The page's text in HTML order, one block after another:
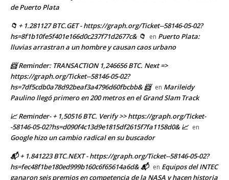
de Puerto Plata
📁 + 1.281127 BTC.GET - https://graph.org/Ticket--58146-05-02?
hs=8f1b10fe5f401e166d0c237f71d2677c& 📁 en Puerto Plata:
lluvias arrastran a un hombre y causan caos urbano
📨 Reminder: TRANSACTION 1,246656 BTC. Next =>
https://graph.org/Ticket--58146-05-02?
hs=7df5cdb0a78d92beaf3a4796d60fbcbb& 📨 en Marileidy
Paulino llegó primero en 200 metros en el Grand Slam Track
📈 Reminder- + 1,50516 BTC. Verify >> https://graph.org/Ticket-
-58146-05-02?hs=d090f4c13d9e1815df2615f7fa1158d0& 📈 en
Google hizo un cambio radical en su buscador
📬 + 1.841223 BTC.NEXT - https://graph.org/Ticket--58146-05-02?
hs=fec48f1be180ed999b160c6f65614a6d& 📬 en Equipos del INTEC
ganaron seis premios en competencia de la NASA y hacen historia